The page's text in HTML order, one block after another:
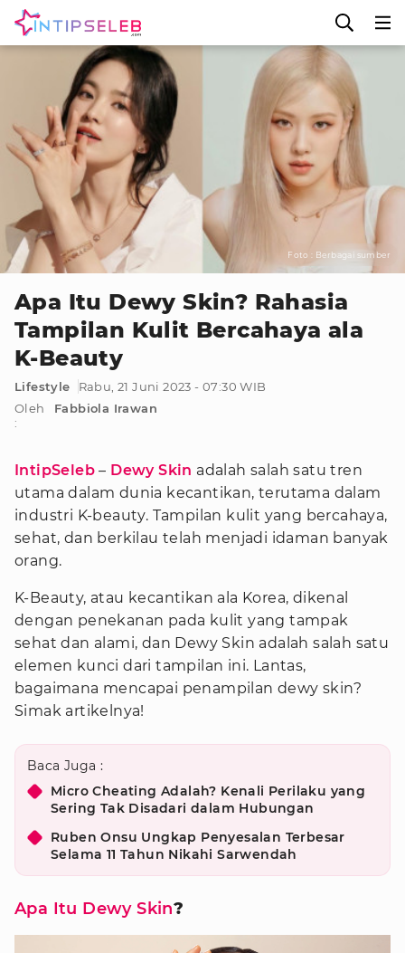
Foto : Berbagai sumber
Apa Itu Dewy Skin? Rahasia
Tampilan Kulit Bercahaya ala
K-Beauty
Lifestyle
Rabu, 21 Juni 2023 - 07:30 WIB
Oleh
:
Fabbiola Irawan
IntipSeleb – Dewy Skin adalah salah satu tren
utama dalam dunia kecantikan, terutama dalam
industri K-beauty. Tampilan kulit yang bercahaya,
sehat, dan berkilau telah menjadi idaman banyak
orang.
K-Beauty, atau kecantikan ala Korea, dikenal
dengan penekanan pada kulit yang tampak
sehat dan alami, dan Dewy Skin adalah salah satu
elemen kunci dari tampilan ini. Lantas,
bagaimana mencapai penampilan dewy skin?
Simak artikelnya!
Baca Juga :
Micro Cheating Adalah? Kenali Perilaku yang
Sering Tak Disadari dalam Hubungan
Ruben Onsu Ungkap Penyesalan Terbesar
Selama 11 Tahun Nikahi Sarwendah
Apa Itu Dewy Skin?